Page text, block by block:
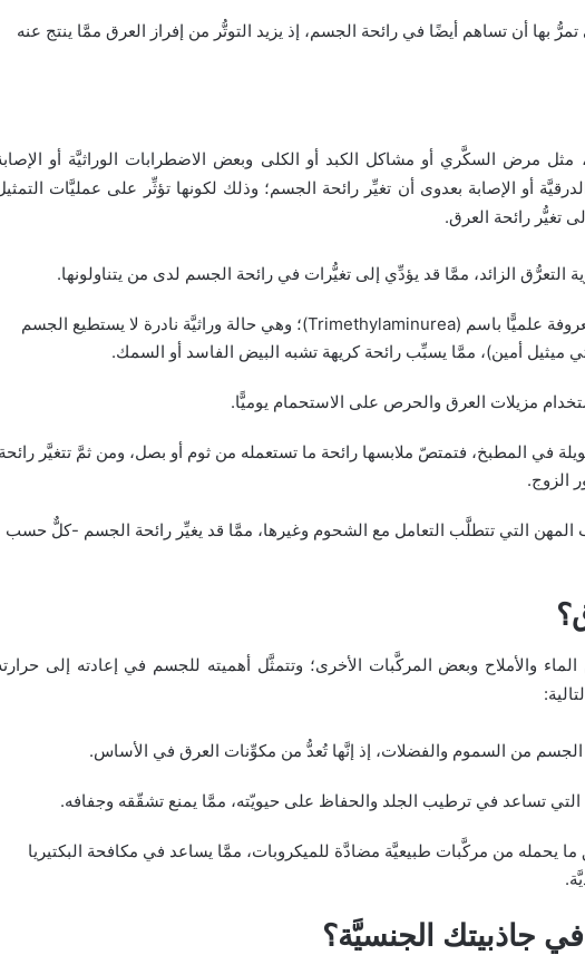
بها أن تساهم أيضًا في رائحة الجسم، إذ يزيد التوتُّر من إفراز العرق ممَّا ينتج عنه
مثل مرض السكَّري أو مشاكل الكبد أو الكلى وبعض الاضطرابات الوراثيَّة أو
أو الإصابة بعدوى أن تغيِّر رائحة الجسم؛ وذلك لكونها تؤثِّر على عمليَّات
تغيُّر رائحة العرق.
التعرُّق الزائد، ممَّا قد يؤدِّي إلى تغيُّرات في رائحة الجسم لدى من يتناولونها.
متلازمة رائحة السمك المعروفة علميًّا باسم (Trimethylaminurea)؛ وهي حالة وراثيَّة نادرة لا يستطيع الجسم
ميثيل أمين)، ممَّا يسبِّب رائحة كريهة تشبه البيض الفاسد أو السمك.
مزيلات العرق والحرص على الاستحمام يوميًّا.
في المطبخ، فتمتصّ ملابسها رائحة ما تستعمله من ثوم أو بصل، ومن ثمَّ تتغيَّر رائحة
الزوج.
التي تتطلَّب التعامل مع الشحوم وغيرها، ممَّا قد يغيِّر رائحة الجسم -كلٌّ حسب
والأملاح وبعض المركَّبات الأخرى؛ وتتمثَّل أهميته للجسم في إعادته إلى
من السموم والفضلات، إذ إنَّها تُعدُّ من مكوِّنات العرق في الأساس.
التي تساعد في ترطيب الجلد والحفاظ على حيويّته، ممَّا يمنع تشقّقه وجفافه.
يحمله من مركَّبات طبيعيَّة مضادَّة للميكروبات، ممَّا يساعد في مكافحة البكتيريا
جاذبيتك الجنسيَّة؟